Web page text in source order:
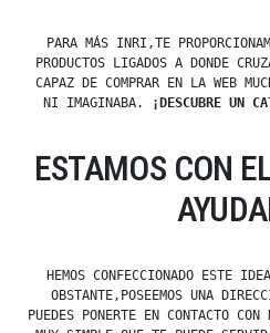
PARA MÁS INRI,TE
PRODUCTOS LIGADOS A DONDE
CAPAZ DE COMPRAR EN LA WEB
NI IMAGINABA.
¡DESCUBRE UN
ESTAMOS CON
HEMOS CONFECCIONADO ESTE
OBSTANTE,POSEEMOS UNA
PUEDES PONERTE EN CONTACTO